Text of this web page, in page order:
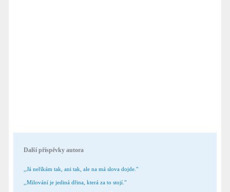
Další příspěvky autora
,,Já neříkám tak, ani tak, ale na má slova dojde."
,,Milování je jediná dřina, která za to stojí."